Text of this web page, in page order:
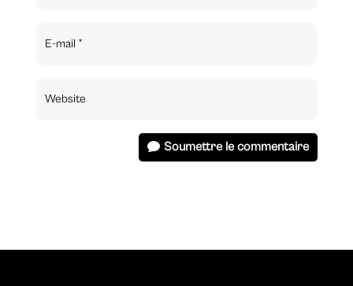
Soumettre le commentaire